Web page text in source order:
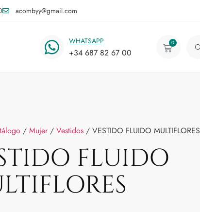
acombyy@gmail.com
WHATSAPP
+34 687 82 67 00
0
/ Mujer/ Vestidos / VESTIDO FLUIDO MULTIFLORES
FLUIDO